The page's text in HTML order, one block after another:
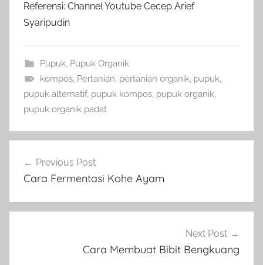
Referensi: Channel Youtube Cecep Arief
Syaripudin
Pupuk, Pupuk Organik
kompos, Pertanian, pertanian organik, pupuk,
pupuk alternatif, pupuk kompos, pupuk organik,
pupuk organik padat
pos
Previous Post
Cara Fermentasi Kohe Ayam
Next Post
Cara Membuat Bibit Bengkuang